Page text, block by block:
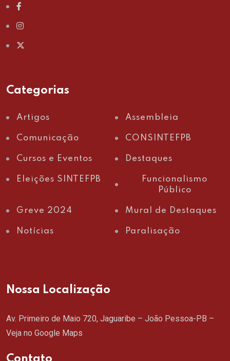
Categorias
Artigos Assembleia
Comunicação CONSINTEFPB
Cursos e Eventos Destaques
Eleições SINTEFPB
Funcionalismo
Público
Greve 2024 Mural de Destaques
Notícias Paralisação
Nossa Localização
Av. Primeiro de Maio 720, Jaguaribe – João Pessoa-PB –
Veja no Google Maps